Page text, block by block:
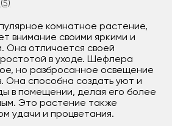
комнатное растение,
внимание своими яркими и
Она отличается своей
в уходе. Шефлера
но разбросанное освещение
Она способна создать уют и
в помещении, делая его более
Это растение также
удачи и процветания.